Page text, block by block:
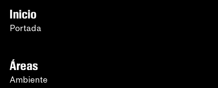
Inicio
Portada
Áreas
Ambiente